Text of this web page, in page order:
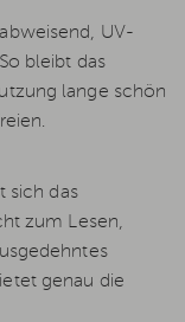
UV-
bleibt das
lange schön
sich das
zum Lesen,
genau die